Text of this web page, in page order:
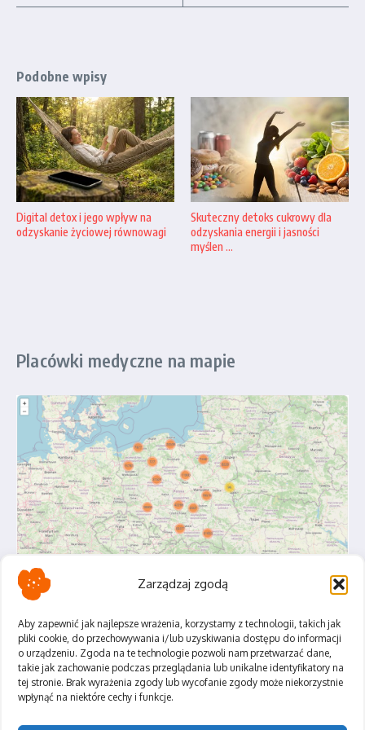
Zarządzaj zgodą
Aby zapewnić jak najlepsze wrażenia, korzystamy z technologii, takich jak
pliki cookie, do przechowywania i/lub uzyskiwania dostępu do informacji
o urządzeniu. Zgoda na te technologie pozwoli nam przetwarzać dane,
takie jak zachowanie podczas przeglądania lub unikalne identyfikatory na
tej stronie. Brak wyrażenia zgody lub wycofanie zgody może niekorzystnie
wpłynąć na niektóre cechy i funkcje.
Podobne wpisy
Digital detox i jego wpływ na
odzyskanie życiowej równowagi
Skuteczny detoks cukrowy dla
odzyskania energii i jasności
myślen ...
Placówki medyczne na mapie
Polityka Prywatności
Regulamin